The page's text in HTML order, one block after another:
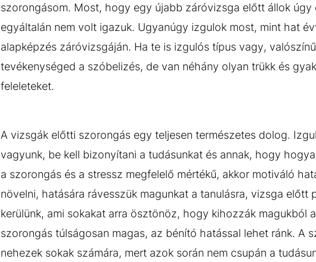
szorongásom. Most, hogy egy újabb záróvizsga előtt állok úgy
egyáltalán nem volt igazuk. Ugyanúgy izgulok most, mint hat
alapképzés záróvizsgáján. Ha te is izgulós típus vagy,
tevékenységed a szóbelizés, de van néhány olyan trükk és
feleleteket.
A vizsgák előtti szorongás egy teljesen természetes dolog.
vagyunk, be kell bizonyítani a tudásunkat és annak, hogy
a szorongás és a stressz megfelelő mértékű, akkor motiváló
növelni, hatására rávesszük magunkat a tanulásra, vizsga
kerülünk, ami sokakat arra ösztönöz, hogy kihozzák magukból
szorongás túlságosan magas, az bénító hatással lehet ránk. A
nehezek sokak számára, mert azok során nem csupán a